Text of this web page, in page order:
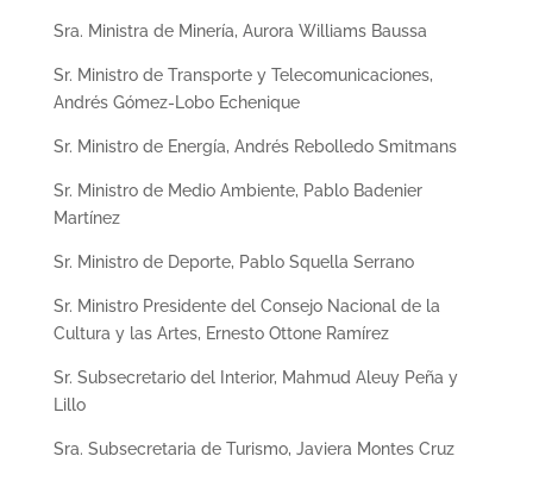
Sra. Ministra de Minería, Aurora Williams Baussa
Sr. Ministro de Transporte y Telecomunicaciones,
Andrés Gómez-Lobo Echenique
Sr. Ministro de Energía, Andrés Rebolledo Smitmans
Sr. Ministro de Medio Ambiente, Pablo Badenier
Martínez
Sr. Ministro de Deporte, Pablo Squella Serrano
Sr. Ministro Presidente del Consejo Nacional de la
Cultura y las Artes, Ernesto Ottone Ramírez
Sr. Subsecretario del Interior, Mahmud Aleuy Peña y
Lillo
Sra. Subsecretaria de Turismo, Javiera Montes Cruz